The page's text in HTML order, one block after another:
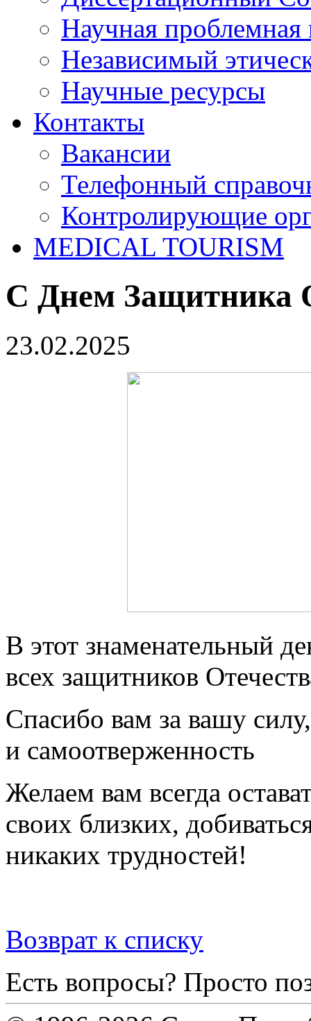
Научная проблемная
Независимый
Научные ресурсы
Контакты
Вакансии
Телефонный
Контролирующие
MEDICAL TOURISM
С Днем Защитника
23.02.2025
В этот знаменательный
всех защитников
Спасибо вам за вашу
и самоотверженность
Желаем вам всегда
своих близких,
никаких трудностей!
Возврат к списку
Есть вопросы? Просто